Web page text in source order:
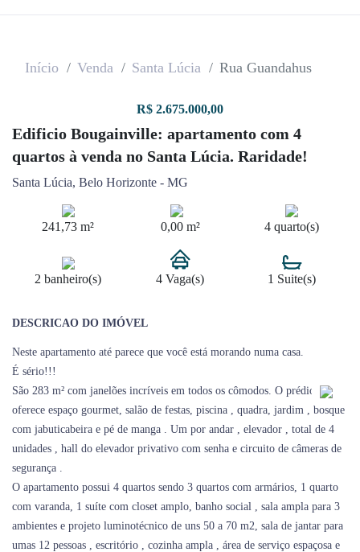
Início Venda Santa Lúcia Rua Guandahus
R$ 2.675.000,00
Edificio Bougainville: apartamento com 4
quartos à venda no Santa Lúcia. Raridade!
Santa Lúcia, Belo Horizonte - MG
241,73 m² 0,00 m² 4 quarto(s)
2 banheiro(s) 4 Vaga(s) 1 Suite(s)
DESCRICAO DO IMÓVEL
Neste apartamento até parece que você está morando numa casa.
É sério!!!
São 283 m² com janelões incríveis em todos os cômodos. O prédio
oferece espaço gourmet, salão de festas, piscina , quadra, jardim , bosque
com jabuticabeira e pé de manga . Um por andar , elevador , total de 4
unidades , hall do elevador privativo com senha e circuito de câmeras de
segurança .
O apartamento possui 4 quartos sendo 3 quartos com armários, 1 quarto
com varanda, 1 suíte com closet amplo, banho social , sala ampla para 3
ambientes e projeto luminotécnico de uns 50 a 70 m2, sala de jantar para
umas 12 pessoas , escritório , cozinha ampla , área de serviço espaçosa e